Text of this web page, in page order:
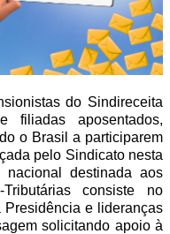
do Sindireceita
filiadas aposentados,
o Brasil a participarem
pelo Sindicato nesta
nacional destinada aos
Tributárias consiste no
e lideranças
solicitando apoio à